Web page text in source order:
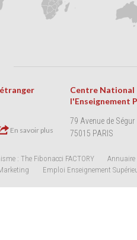
En savoir plus
Centre National
l'Enseignement
79 Avenue de Ségur
75015 PARIS
: The Fibonacci FACTORY
Annuaire
Emploi Enseignement